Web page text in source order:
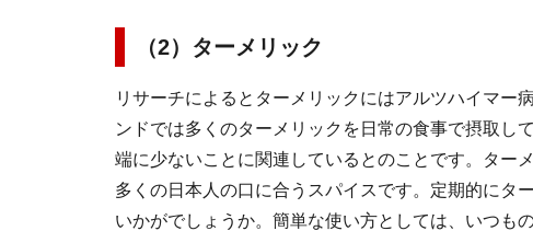
（2）ターメリック
リサーチによるとターメリックにはアルツハイマー
ンドでは多くのターメリックを日常の食事で摂取し
端に少ないことに関連しているとのことです。ター
多くの日本人の口に合うスパイスです。定期的にタ
いかがでしょうか。簡単な使い方としては、いつも